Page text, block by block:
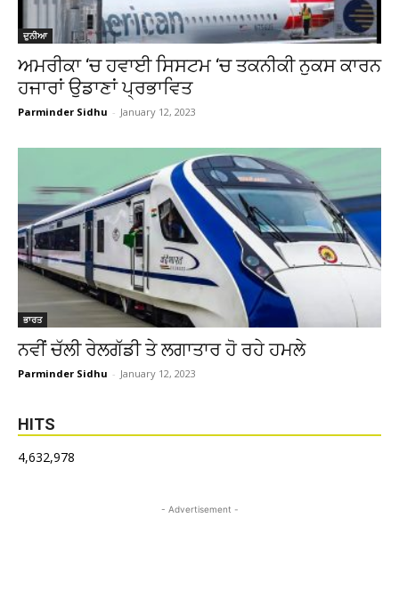
ਦੁਨੀਆ
ਅਮਰੀਕਾ ‘ਚ ਹਵਾਈ ਸਿਸਟਮ ‘ਚ ਤਕਨੀਕੀ ਨੁਕਸ ਕਾਰਨ
ਹਜਾਰਾਂ ਉਡਾਣਾਂ ਪ੍ਰਭਾਵਿਤ
Parminder Sidhu - January 12, 2023
ਭਾਰਤ
ਨਵੀਂ ਚੱਲੀ ਰੇਲਗੱਡੀ ਤੇ ਲਗਾਤਾਰ ਹੋ ਰਹੇ ਹਮਲੇ
Parminder Sidhu - January 12, 2023
HITS
4,632,978
- Advertisement -